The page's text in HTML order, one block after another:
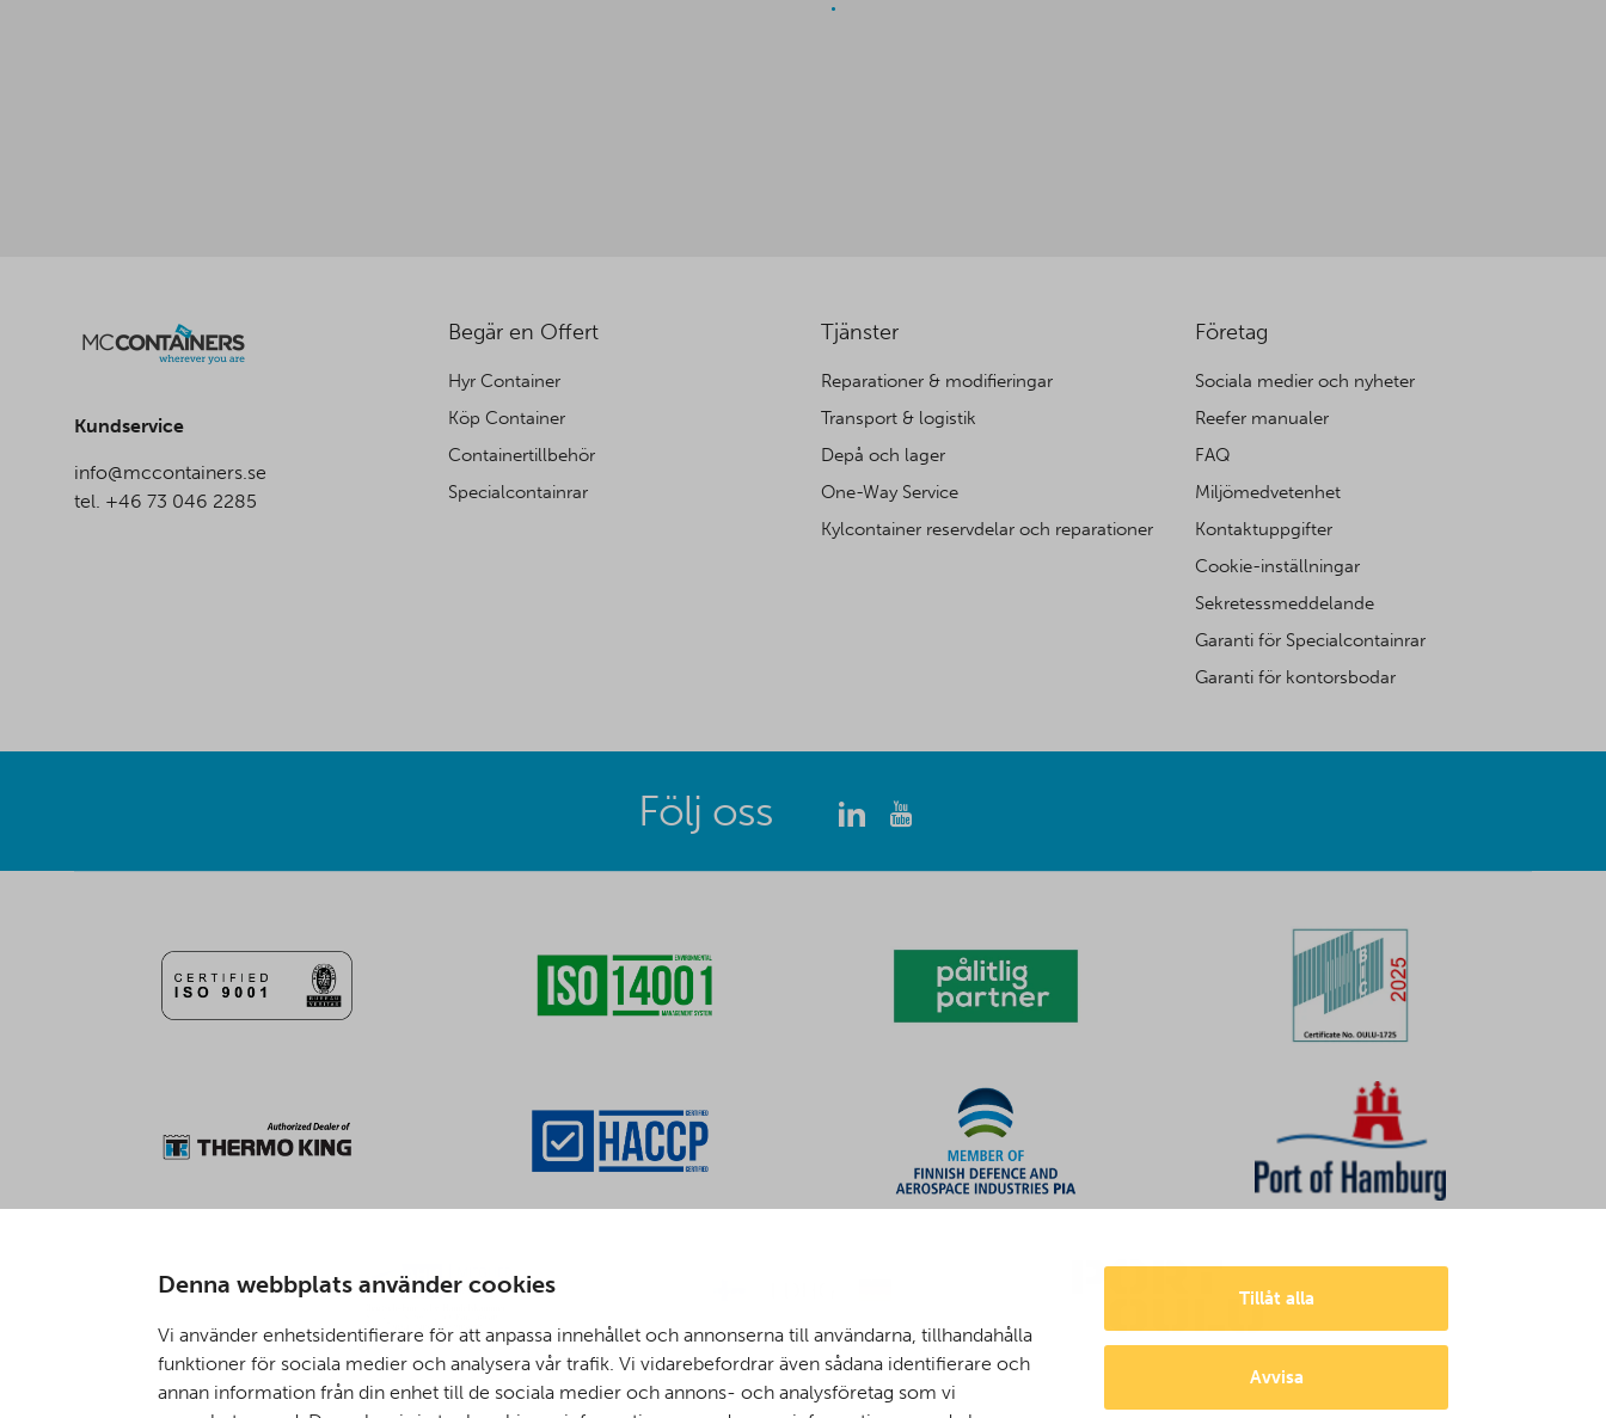
Denna webbplats använder cookies
Vi använder enhetsidentifierare för att anpassa innehållet och annonserna till användarna, tillhandahålla
funktioner för sociala medier och analysera vår trafik. Vi vidarebefordrar även sådana identifierare och
annan information från din enhet till de sociala medier och annons- och analysföretag som vi
Tillåt alla
Avvisa
Kundservice
info@mccontainers.se
tel. +46 73 046 2285
Begär en Offert
Hyr Container
Köp Container
Containertillbehör
Specialcontainrar
Tjänster
Reparationer & modifieringar
Transport & logistik
Depå och lager
One-Way Service
Kylcontainer reservdelar och reparationer
Företag
Sociala medier och nyheter
Reefer manualer
FAQ
Miljömedvetenhet
Kontaktuppgifter
Cookie-inställningar
Sekretessmeddelande
Garanti för Specialcontainrar
Garanti för kontorsbodar
Följ oss